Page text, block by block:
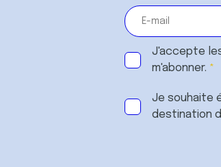
J'accepte
m'abonner.
Je souhaite
destination